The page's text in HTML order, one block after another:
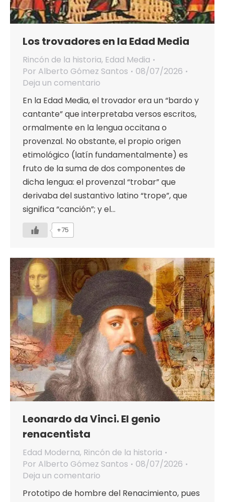
Los trovadores en la Edad Media
Rincón de la historia, Edad Media
Por Alberto Gómez Santos
08/07/2026
Deja un comentario
En la Edad Media, el trovador era un “bardo y
cantante” que interpretaba versos escritos,
ormalmente en la lengua occitana o
provenzal. No obstante, el propio origen
etimológico (latín fundamentalmente) es
fruto de la suma de dos componentes de
dicha lengua: el provenzal “trobar” que
derivaba del sustantivo latino “trope”, que
significa “canción”; y el…
+75
Leonardo da Vinci. El genio
renacentista
Edad Moderna, Rincón de la historia
Por Alberto Gómez Santos
08/07/2026
Deja un comentario
Prototipo de hombre del Renacimiento, pues